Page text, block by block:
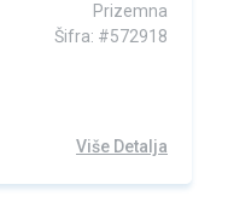
Prizemna
Šifra: #572918
Više Detalja